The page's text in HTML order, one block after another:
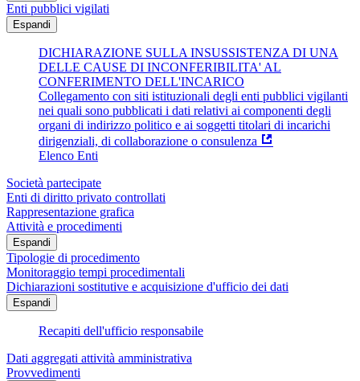
Enti pubblici vigilati
Espandi
DICHIARAZIONE SULLA INSUSSISTENZA DI UNA
DELLE CAUSE DI INCONFERIBILITA' AL
CONFERIMENTO DELL'INCARICO
Collegamento con siti istituzionali degli enti pubblici vigilanti
nei quali sono pubblicati i dati relativi ai componenti degli
organi di indirizzo politico e ai soggetti titolari di incarichi
dirigenziali, di collaborazione o consulenza
Elenco Enti
Società partecipate
Enti di diritto privato controllati
Rappresentazione grafica
Attività e procedimenti
Espandi
Tipologie di procedimento
Monitoraggio tempi procedimentali
Dichiarazioni sostitutive e acquisizione d'ufficio dei dati
Espandi
Recapiti dell'ufficio responsabile
Dati aggregati attività amministrativa
Provvedimenti